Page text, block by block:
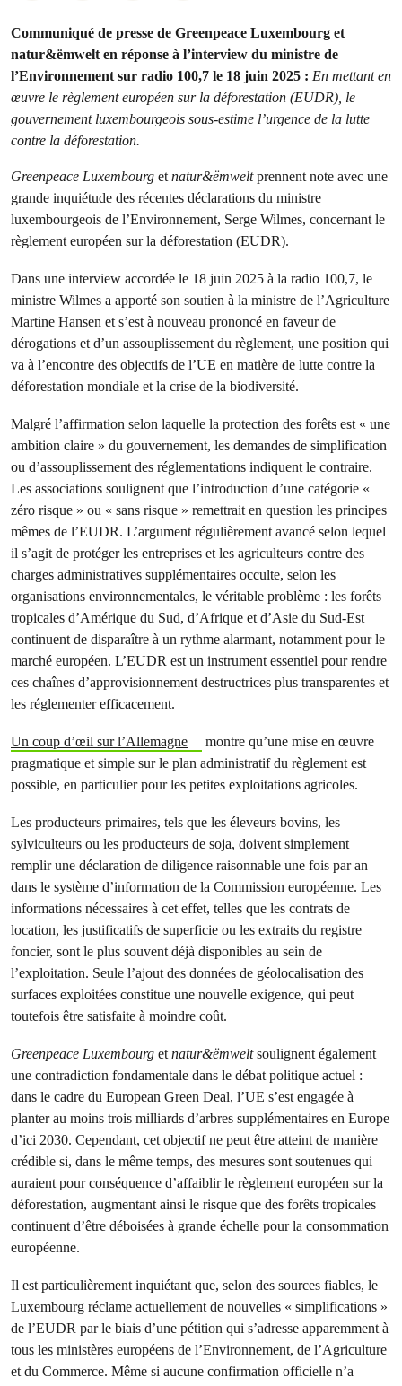
Communiqué de presse de Greenpeace Luxembourg et
natur&ëmwelt en réponse à l’interview du ministre de
l’Environnement sur radio 100,7 le 18 juin 2025 : En mettant en
œuvre le règlement européen sur la déforestation (EUDR), le
gouvernement luxembourgeois sous-estime l’urgence de la lutte
contre la déforestation.
Greenpeace Luxembourg etnatur&ëmweltprennent note avec une
grande inquiétude des récentes déclarations du ministre
luxembourgeois de l’Environnement, Serge Wilmes, concernant le
règlement européen sur la déforestation (EUDR).
Dans une interview accordée le 18 juin 2025 à la radio 100,7, le
ministre Wilmes a apporté son soutien à la ministre de l’Agriculture
Martine Hansen et s’est à nouveau prononcé en faveur de
dérogations et d’un assouplissement du règlement, une position qui
va à l’encontre des objectifs de l’UE en matière de lutte contre la
déforestation mondiale et la crise de la biodiversité.
Malgré l’affirmation selon laquelle la protection des forêts est « une
ambition claire » du gouvernement, les demandes de simplification
ou d’assouplissement des réglementations indiquent le contraire.
Les associations soulignent que l’introduction d’une catégorie «
zéro risque » ou « sans risque » remettrait en question les principes
mêmes de l’EUDR. L’argument régulièrement avancé selon lequel
il s’agit de protéger les entreprises et les agriculteurs contre des
charges administratives supplémentaires occulte, selon les
organisations environnementales, le véritable problème : les forêts
tropicales d’Amérique du Sud, d’Afrique et d’Asie du Sud-Est
continuent de disparaître à un rythme alarmant, notamment pour le
marché européen. L’EUDR est un instrument essentiel pour rendre
ces chaînes d’approvisionnement destructrices plus transparentes et
les réglementer efficacement.
Un coup d’œil sur l’Allemagne
montre qu’une mise en œuvre
pragmatique et simple sur le plan administratif du règlement est
possible, en particulier pour les petites exploitations agricoles.
Les producteurs primaires, tels que les éleveurs bovins, les
sylviculteurs ou les producteurs de soja, doivent simplement
remplir une déclaration de diligence raisonnable une fois par an
dans le système d’information de la Commission européenne. Les
informations nécessaires à cet effet, telles que les contrats de
location, les justificatifs de superficie ou les extraits du registre
foncier, sont le plus souvent déjà disponibles au sein de
l’exploitation. Seule l’ajout des données de géolocalisation des
surfaces exploitées constitue une nouvelle exigence, qui peut
toutefois être satisfaite à moindre coût.
Greenpeace Luxembourg etnatur&ëmweltsoulignent également
une contradiction fondamentale dans le débat politique actuel :
dans le cadre du European Green Deal, l’UE s’est engagée à
planter au moins trois milliards d’arbres supplémentaires en Europe
d’ici 2030. Cependant, cet objectif ne peut être atteint de manière
crédible si, dans le même temps, des mesures sont soutenues qui
auraient pour conséquence d’affaiblir le règlement européen sur la
déforestation, augmentant ainsi le risque que des forêts tropicales
continuent d’être déboisées à grande échelle pour la consommation
européenne.
Il est particulièrement inquiétant que, selon des sources fiables, le
Luxembourg réclame actuellement de nouvelles « simplifications »
de l’EUDR par le biais d’une pétition qui s’adresse apparemment à
tous les ministères européens de l’Environnement, de l’Agriculture
et du Commerce. Même si aucune confirmation officielle n’a